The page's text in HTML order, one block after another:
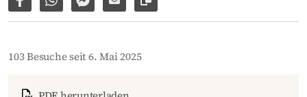
Auf Facebook teilen
Per WhatsApp weiterleiten
Per Facebook Messenger weiterleiten
Per E-Mail versenden
Link zur Seite kopieren
103 Besuche seit 6. Mai 2025